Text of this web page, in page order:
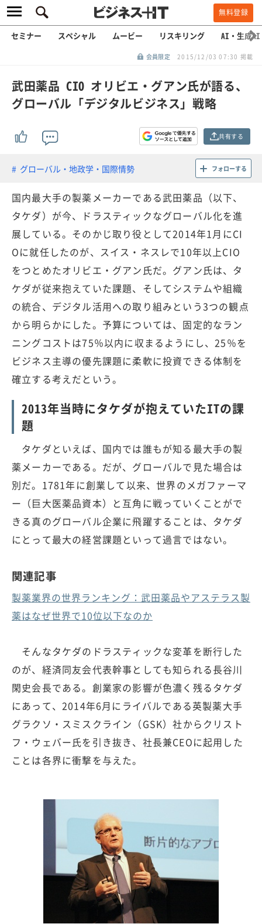
無料登録
セミナー スペシャル ムービー リスキリング AI・生成AI
会員限定 2015/12/03 07:30 掲載
武田薬品 CIO オリビエ・グアン氏が語る、
グローバル「デジタルビジネス」戦略
共有する
グローバル・地政学・国際情勢 フォローする
国内最大手の製薬メーカーである武田薬品（以下、
タケダ）が今、ドラスティックなグローバル化を進
展している。そのかじ取り役として2014年1月にCI
Oに就任したのが、スイス・ネスレで10年以上CIO
をつとめたオリビエ・グアン氏だ。グアン氏は、タ
ケダが従来抱えていた課題、そしてシステムや組織
の統合、デジタル活用への取り組みという3つの観点
から明らかにした。予算については、固定的なラン
ニングコストは75％以内に収まるようにし、25％を
ビジネス主導の優先課題に柔軟に投資できる体制を
確立する考えだという。
2013年当時にタケダが抱えていたITの課
題
タケダといえば、国内では誰もが知る最大手の製
薬メーカーである。だが、グローバルで見た場合は
別だ。1781年に創業して以来、世界のメガファーマ
ー（巨大医薬品資本）と互角に戦っていくことがで
きる真のグローバル企業に飛躍することは、タケダ
にとって最大の経営課題といって過言ではない。
関連記事
製薬業界の世界ランキング：武田薬品やアステラス製
薬はなぜ世界で10位以下なのか
そんなタケダのドラスティックな変革を断行した
のが、経済同友会代表幹事としても知られる長谷川
閑史会長である。創業家の影響が色濃く残るタケダ
にあって、2014年6月にライバルである英製薬大手
グラクソ・スミスクライン（GSK）社からクリスト
フ・ウェバー氏を引き抜き、社長兼CEOに起用した
ことは各界に衝撃を与えた。